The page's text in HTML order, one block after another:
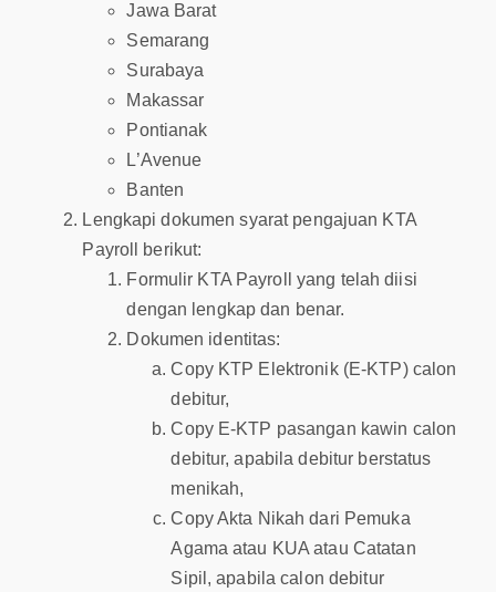
Jawa Barat
Semarang
Surabaya
Makassar
Pontianak
L’Avenue
Banten
Lengkapi dokumen syarat pengajuan KTA
Payroll berikut:
Formulir KTA Payroll yang telah diisi
dengan lengkap dan benar.
Dokumen identitas:
Copy KTP Elektronik (E-KTP) calon
debitur,
Copy E-KTP pasangan kawin calon
debitur, apabila debitur berstatus
menikah,
Copy Akta Nikah dari Pemuka
Agama atau KUA atau Catatan
Sipil, apabila calon debitur